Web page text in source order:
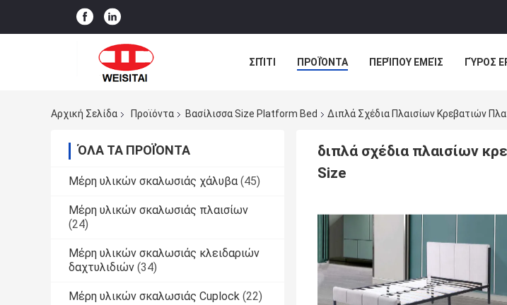
ΣΠΊΤΙ ΠΡΟΪΌΝΤΑ ΠΕΡΊΠΟΥ ΕΜΕΊΣ ΓΎΡΟΣ
Αρχική Σελίδα
Προϊόντα Βασίλισσα Size Platform Bed Διπλά Σχέδια Πλαισίων Κρεβατιών
ΌΛΑ ΤΑ ΠΡΟΪΌΝΤΑ
Μέρη υλικών σκαλωσιάς χάλυβα (45)
Μέρη υλικών σκαλωσιάς πλαισίων
(24)
Μέρη υλικών σκαλωσιάς κλειδαριών
δαχτυλιδιών (34)
Μέρη υλικών σκαλωσιάς Cuplock (22)
διπλά σχέδια πλαισίων
Size